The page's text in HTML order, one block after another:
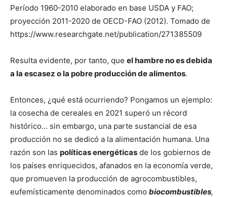
Período 1960-2010 elaborado en base USDA y FAO;
proyección 2011-2020 de OECD-FAO (2012). Tomado de
https://www.researchgate.net/publication/271385509
Resulta evidente, por tanto, que el hambre no es debida
a la escasez o la pobre producción de alimentos.
Entonces, ¿qué está ocurriendo? Pongamos un ejemplo:
la cosecha de cereales en 2021 superó un récord
histórico… sin embargo, una parte sustancial de esa
producción no se dedicó a la alimentación humana. Una
razón son las políticas energéticas de los gobiernos de
los países enriquecidos, afanados en la economía verde,
que promueven la producción de agrocombustibles,
eufemísticamente denominados como biocombustibles,